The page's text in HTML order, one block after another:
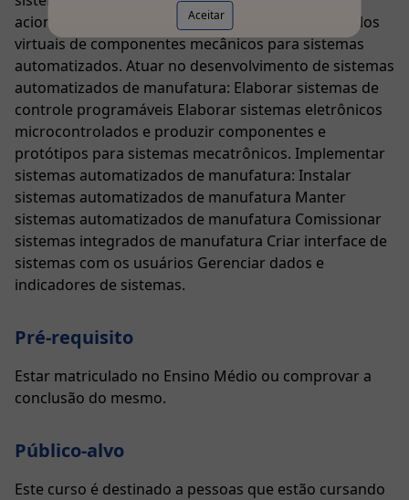
Aceitar
acionamento de motores elétricos Elaborar modelos
virtuais de componentes mecânicos para sistemas
automatizados. Atuar no desenvolvimento de sistemas
automatizados de manufatura: Elaborar sistemas de
controle programáveis Elaborar sistemas eletrônicos
microcontrolados e produzir componentes e
protótipos para sistemas mecatrônicos. Implementar
sistemas automatizados de manufatura: Instalar
sistemas automatizados de manufatura Manter
sistemas automatizados de manufatura Comissionar
sistemas integrados de manufatura Criar interface de
sistemas com os usuários Gerenciar dados e
indicadores de sistemas.
Pré-requisito
Estar matriculado no Ensino Médio ou comprovar a
conclusão do mesmo.
Público-alvo
Este curso é destinado a pessoas que estão cursando